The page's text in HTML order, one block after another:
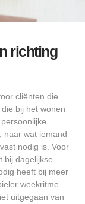
richting
cliënten die
bij het wonen
naar wat iemand
nodig is. Voor
bij dagelijkse
heeft bij meer
weekritme.
uitgegaan van